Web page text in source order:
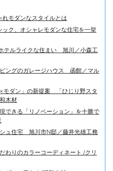
モダンなスタイルとは
ク、オシャレモダンな住宅を一挙
テルライクな住まい 旭川／小森工
ングのガレージハウス 函館／マル
モダン」の新提案 「ひじり野スタ
木材
できる「リノベーション」を十勝で
ュ住宅 旭川市N邸／藤井光雄工務
りのカラーコーディネート /クリ